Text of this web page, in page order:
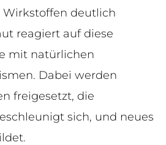
deutlich
reagiert auf diese
mit natürlichen
Dabei werden
freigesetzt, die
sich, und neues